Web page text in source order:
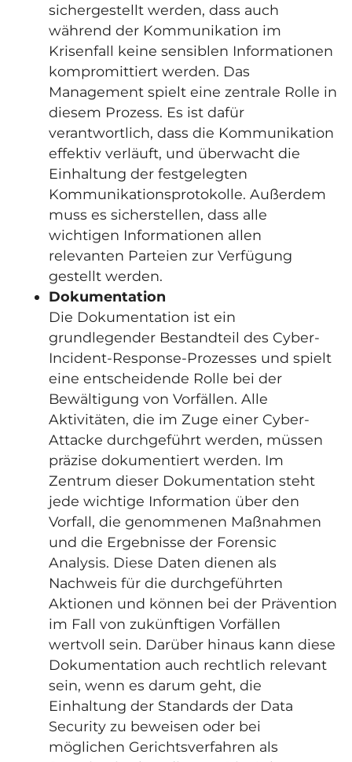
sichergestellt werden, dass auch
während der Kommunikation im
Krisenfall keine sensiblen Informationen
kompromittiert werden. Das
Management spielt eine zentrale Rolle in
diesem Prozess. Es ist dafür
verantwortlich, dass die Kommunikation
effektiv verläuft, und überwacht die
Einhaltung der festgelegten
Kommunikationsprotokolle. Außerdem
muss es sicherstellen, dass alle
wichtigen Informationen allen
relevanten Parteien zur Verfügung
gestellt werden.
Dokumentation
Die Dokumentation ist ein
grundlegender Bestandteil des Cyber-
Incident-Response-Prozesses und spielt
eine entscheidende Rolle bei der
Bewältigung von Vorfällen. Alle
Aktivitäten, die im Zuge einer Cyber-
Attacke durchgeführt werden, müssen
präzise dokumentiert werden. Im
Zentrum dieser Dokumentation steht
jede wichtige Information über den
Vorfall, die genommenen Maßnahmen
und die Ergebnisse der Forensic
Analysis. Diese Daten dienen als
Nachweis für die durchgeführten
Aktionen und können bei der Prävention
im Fall von zukünftigen Vorfällen
wertvoll sein. Darüber hinaus kann diese
Dokumentation auch rechtlich relevant
sein, wenn es darum geht, die
Einhaltung der Standards der Data
Security zu beweisen oder bei
möglichen Gerichtsverfahren als